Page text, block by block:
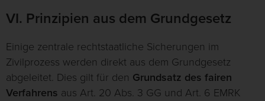
VI. Prinzipien aus dem Grundgesetz
Einige zentrale rechtstaatliche Sicherungen im
Zivilprozess werden direkt aus dem Grundgesetz
abgeleitet. Dies gilt für den Grundsatz des fairen
Verfahrens aus Art. 20 Abs. 3 GG und Art. 6 EMRK